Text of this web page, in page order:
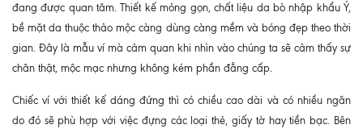
đang được quan tâm. Thiết kế mỏng gọn, chất liệu da bò nhập khẩu Ý,
bề mặt da thuộc thảo mộc càng dùng càng mềm và bóng đẹp theo thời
gian. Đây là mẫu ví mà cảm quan khi nhìn vào chúng ta sẽ cảm thấy sự
chân thật, mộc mạc nhưng không kém phần đẳng cấp.
Chiếc ví với thiết kế dáng đứng thì có chiều cao dài và có nhiều ngăn
do đó sẽ phù hợp với việc đựng các loại thẻ, giấy tờ hay tiền bạc. Bên